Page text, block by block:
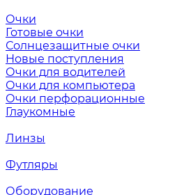
Очки
Готовые очки
Солнцезащитные очки
Новые поступления
Очки для водителей
Очки для компьютера
Очки перфорационные
Глаукомные
Линзы
Футляры
Оборудование